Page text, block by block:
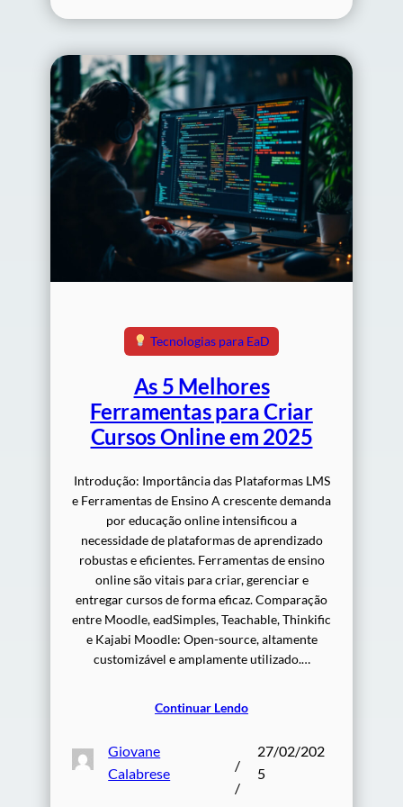
Tecnologias para EaD
As 5 Melhores
Ferramentas para Criar
Cursos Online em 2025
Introdução: Importância das Plataformas LMS
e Ferramentas de Ensino A crescente demanda
por educação online intensificou a
necessidade de plataformas de aprendizado
robustas e eficientes. Ferramentas de ensino
online são vitais para criar, gerenciar e
entregar cursos de forma eficaz. Comparação
entre Moodle, eadSimples, Teachable, Thinkific
e Kajabi Moodle: Open-source, altamente
customizável e amplamente utilizado.…
Continuar Lendo
Giovane
Calabrese
/
/
27/02/202
5